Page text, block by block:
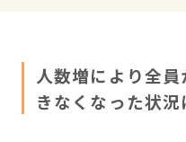
人数増により全
きなくなった状況